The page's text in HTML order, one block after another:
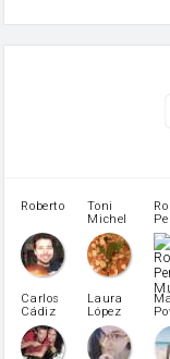
mantequilla
Opcional: Azúcar
patatas
pimiento rojo
Pimentón
pimiento verde
miel
vino blanco
Azúcar glass
Roberto
Toni
Michel
Caubet
Carlos
Cádiz
Laura
López
Martínez